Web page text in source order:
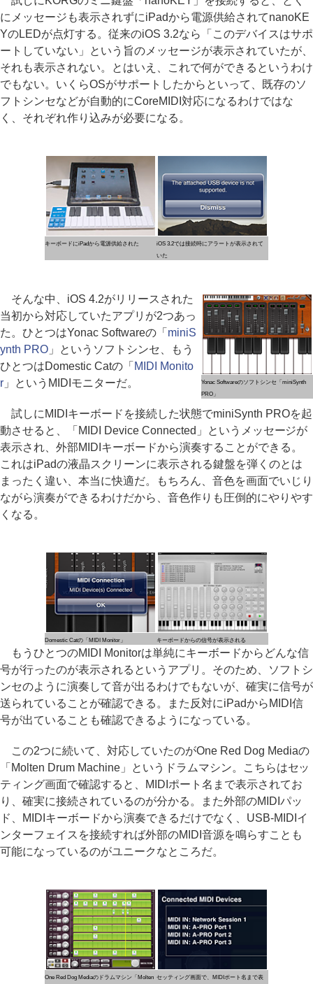
にメッセージも表示されずにiPadから電源供給されてnanoKE
YのLEDが点灯する。従来のiOS 3.2なら「このデバイスはサポ
ートしていない」という旨のメッセージが表示されていたが、
それも表示されない。とはいえ、これで何ができるというわけ
でもない。いくらOSがサポートしたからといって、既存のソ
フトシンセなどが自動的にCoreMIDI対応になるわけではな
く、それぞれ作り込みが必要になる。
キーボードにiPadから電源供給された
iOS 3.2では接続時にアラートが表示されて
いた
Yonac Softwareのソフトシンセ「miniSynth
PRO」
そんな中、iOS 4.2がリリースされた
当初から対応していたアプリが2つあっ
た。ひとつはYonac Softwareの「 miniS
ynth PRO」というソフトシンセ、もう
ひとつはDomestic Catの「 MIDI Monito
r 」というMIDIモニターだ。
試しにMIDIキーボードを接続した状態でminiSynth PROを起
動させると、「MIDI Device Connected」というメッセージが
表示され、外部MIDIキーボードから演奏することができる。
これはiPadの液晶スクリーンに表示される鍵盤を弾くのとは
まったく違い、本当に快適だ。もちろん、音色を画面でいじり
ながら演奏ができるわけだから、音色作りも圧倒的にやりやす
くなる。
Domestic Catの「MIDI Monitor」 キーボードからの信号が表示される
もうひとつのMIDI Monitorは単純にキーボードからどんな信
号が行ったのが表示されるというアプリ。そのため、ソフトシ
ンセのように演奏して音が出るわけでもないが、確実に信号が
送られていることが確認できる。また反対にiPadからMIDI信
号が出ていることも確認できるようになっている。
この2つに続いて、対応していたのがOne Red Dog Mediaの
「Molten Drum Machine」というドラムマシン。こちらはセッ
ティング画面で確認すると、MIDIポート名まで表示されてお
り、確実に接続されているのが分かる。また外部のMIDIパッ
ド、MIDIキーボードから演奏できるだけでなく、USB-MIDIイ
ンターフェイスを接続すれば外部のMIDI音源を鳴らすことも
可能になっているのがユニークなところだ。
One Red Dog Mediaのドラムマシン「Molten セッティング画面で、MIDIポート名まで表